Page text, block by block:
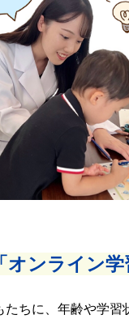
ンライン
たちに、年齢や学習